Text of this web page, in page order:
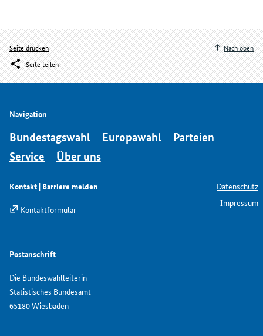
Seite drucken
Seite teilen
Nach oben
Navigation
Bundestagswahl Europawahl
Parteien
Service
Über uns
Kontakt | Barriere melden
Kontaktformular
Postanschrift
Die Bundeswahlleiterin
Statistisches Bundesamt
65180 Wiesbaden
Datenschutz
Impressum